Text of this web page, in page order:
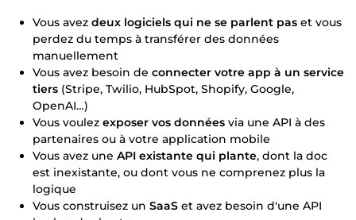
Vous avez deux logiciels qui ne se parlent pas et vous
perdez du temps à transférer des données
manuellement
Vous avez besoin de connecter votre app à un service
tiers (Stripe, Twilio, HubSpot, Shopify, Google,
OpenAI…)
Vous voulez exposer vos données via une API à des
partenaires ou à votre application mobile
Vous avez une API existante qui plante, dont la doc
est inexistante, ou dont vous ne comprenez plus la
logique
Vous construisez un SaaS et avez besoin d'une API